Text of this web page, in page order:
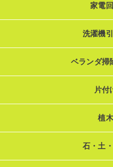
家電
洗濯機
ベランダ掃
片付
植
石・土